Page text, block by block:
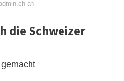
an
die Schweizer